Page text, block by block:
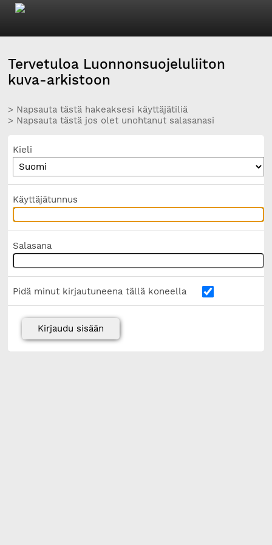
Tervetuloa Luonnonsuojeluliiton
kuva-arkistoon
> Napsauta tästä hakeaksesi käyttäjätiliä
> Napsauta tästä jos olet unohtanut salasanasi
Kieli
Käyttäjätunnus
Salasana
Pidä minut kirjautuneena tällä koneella